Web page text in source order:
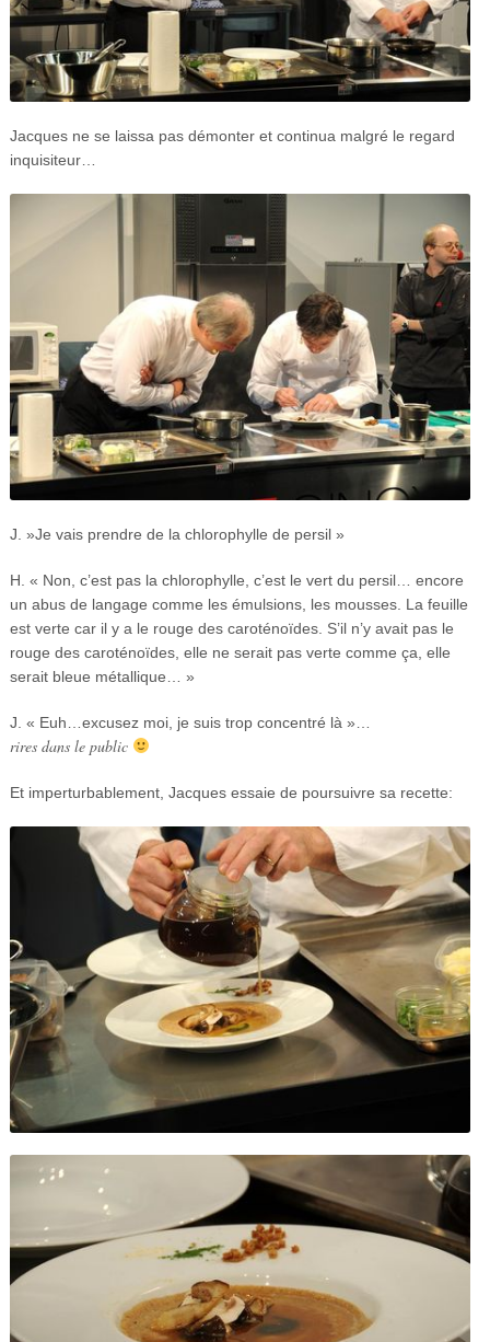
Jacques ne se laissa pas démonter et continua malgré le regard
inquisiteur…
J. »Je vais prendre de la chlorophylle de persil »
H. « Non, c’est pas la chlorophylle, c’est le vert du persil… encore
un abus de langage comme les émulsions, les mousses. La feuille
est verte car il y a le rouge des caroténoïdes. S’il n’y avait pas le
rouge des caroténoïdes, elle ne serait pas verte comme ça, elle
serait bleue métallique… »
J. « Euh…excusez moi, je suis trop concentré là »…
rires dans le public
Et imperturbablement, Jacques essaie de poursuivre sa recette: